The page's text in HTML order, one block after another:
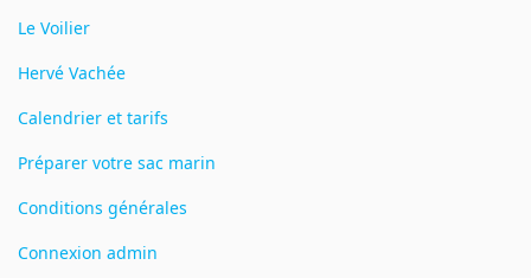
Le Voilier
Hervé Vachée
Calendrier et tarifs
Préparer votre sac marin
Conditions générales
Connexion admin